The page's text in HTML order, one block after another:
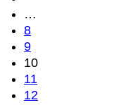
…
8
9
10
11
12